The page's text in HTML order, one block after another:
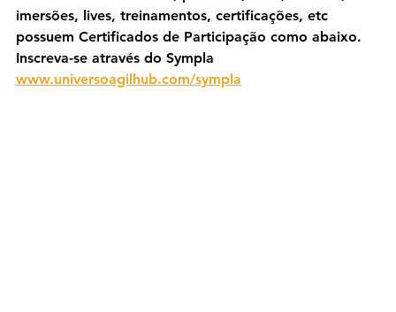
imersões, lives, treinamentos, certificações, etc
possuem Certificados de Participação como abaixo.
Inscreva-se através do Sympla
www.universoagilhub.com/sympla